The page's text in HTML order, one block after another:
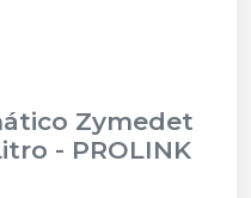
Zymedet
- PROLINK